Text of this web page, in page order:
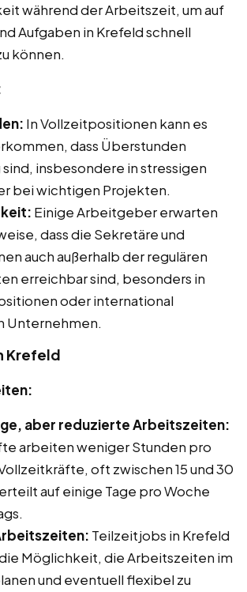
während der Arbeitszeit, um auf
Aufgaben in Krefeld schnell
können.
In Vollzeitpositionen kann es
dass Überstunden
insbesondere in stressigen
bei wichtigen Projekten.
Einige Arbeitgeber erwarten
dass die Sekretäre und
auch außerhalb der regulären
erreichbar sind, besonders in
oder international
Unternehmen.
Krefeld
aber reduzierte Arbeitszeiten:
arbeiten weniger Stunden pro
oft zwischen 15 und 30
auf einige Tage pro Woche
Teilzeitjobs in Krefeld
Möglichkeit, die Arbeitszeiten im
und eventuell flexibel zu